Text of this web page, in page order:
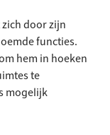
door zijn
functies.
hem in hoeken
te
mogelijk